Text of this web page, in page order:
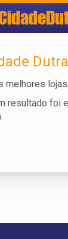
Dutra
melhores
resultado foi